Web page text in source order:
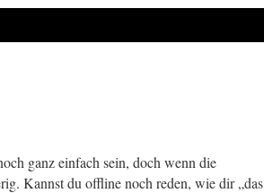
ganz einfach sein, doch wenn die
Kannst du offline noch reden, wie dir „das